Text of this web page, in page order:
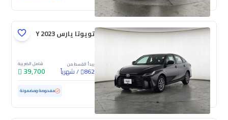
تويوتا يارس Y 2023
يبدأ القسط من
862
/شهرياً
شامل الضريبة
39,700
مستعملة 72,925 كم مفحوصة ومضمونة